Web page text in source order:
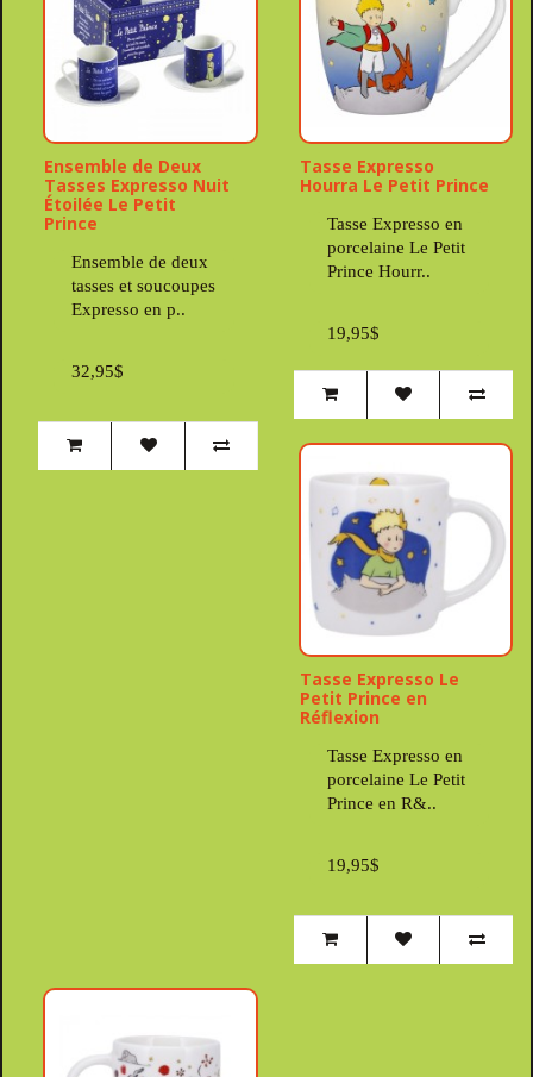
Ensemble de Deux
Tasses Expresso Nuit
Étoilée Le Petit
Prince
Ensemble de deux
tasses et soucoupes
Expresso en p..
32,95$
Tasse Expresso
Hourra Le Petit Prince
Tasse Expresso en
porcelaine Le Petit
Prince Hourr..
19,95$
Tasse Expresso Le
Petit Prince en
Réflexion
Tasse Expresso en
porcelaine Le Petit
Prince en R&..
19,95$